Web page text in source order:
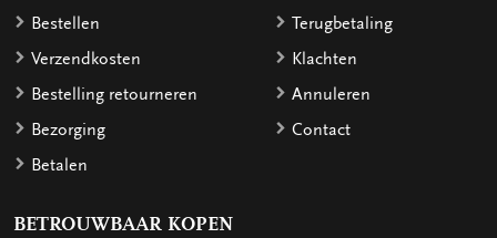
Bestellen
Verzendkosten
Bestelling retourneren
Bezorging
Betalen
Terugbetaling
Klachten
Annuleren
Contact
BETROUWBAAR KOPEN